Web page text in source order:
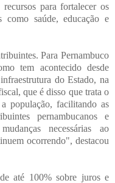
recursos para fortalecer os
como saúde, educação e
Para Pernambuco
tem acontecido desde
do Estado, na
que é disso que trata o
população, facilitando as
pernambucanos e
necessárias ao
ocorrendo", destacou
até 100% sobre juros e